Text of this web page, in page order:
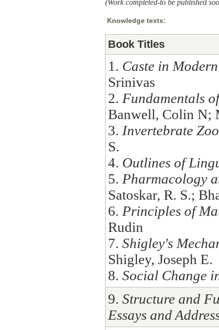
(Work completed-to be published
Knowledge texts:
Book Titles
1. Caste in
Srinivas
2. Fundamentals
Banwell, Colin N;
3. Invertebrate
S.
4. Outlines of
5. Pharmacology
Satoskar, R. S.;
6. Principles of
Rudin
7. Shigley's
Shigley, Joseph E.
8. Social Change
9. Structure and
Essays and